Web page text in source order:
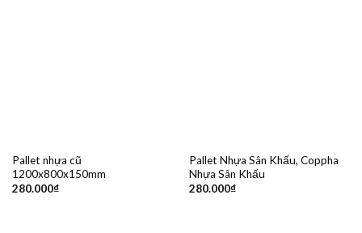
Pallet nhựa cũ
1200x800x150mm
280.000₫
Pallet Nhựa Sân Khấu, Coppha
Nhựa Sân Khấu
280.000₫